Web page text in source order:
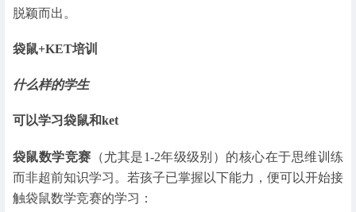
脱颖而出。
袋鼠+KET培训
什么样的学生
可以学习袋鼠和ket
袋鼠数学竞赛 （尤其是1-2年级级别）的核心在于思维训练
而非超前知识学习。若孩子已掌握以下能力，便可以开始接
触袋鼠数学竞赛的学习：